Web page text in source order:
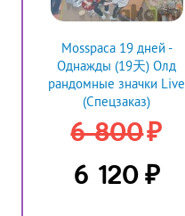
Mosspaca 19 дней -
Однажды (19天) Олд
рандомные значки Live
(Спецзаказ)
6 800₽
6 120 ₽